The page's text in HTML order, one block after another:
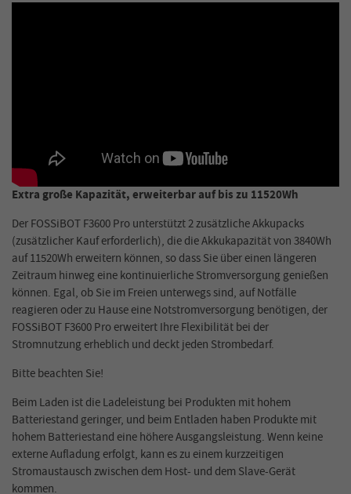
Extra große Kapazität, erweiterbar auf bis zu 11520Wh
Der FOSSiBOT F3600 Pro unterstützt 2 zusätzliche Akkupacks
(zusätzlicher Kauf erforderlich), die die Akkukapazität von 3840Wh
auf 11520Wh erweitern können, so dass Sie über einen längeren
Zeitraum hinweg eine kontinuierliche Stromversorgung genießen
können. Egal, ob Sie im Freien unterwegs sind, auf Notfälle
reagieren oder zu Hause eine Notstromversorgung benötigen, der
FOSSiBOT F3600 Pro erweitert Ihre Flexibilität bei der
Stromnutzung erheblich und deckt jeden Strombedarf.
Bitte beachten Sie!
Beim Laden ist die Ladeleistung bei Produkten mit hohem
Batteriestand geringer, und beim Entladen haben Produkte mit
hohem Batteriestand eine höhere Ausgangsleistung. Wenn keine
externe Aufladung erfolgt, kann es zu einem kurzzeitigen
Stromaustausch zwischen dem Host- und dem Slave-Gerät
kommen.